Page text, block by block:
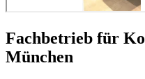
Fachbetrieb für
München